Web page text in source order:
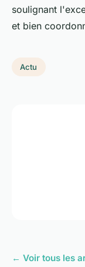
soulignant
et bien
Actu
← Voir tous les